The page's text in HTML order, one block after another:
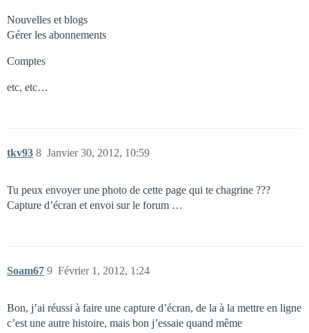
Nouvelles et blogs
Gérer les abonnements
Comptes
etc, etc…
tkv93 Janvier 30, 2012, 10:59
8
Tu peux envoyer une photo de cette page qui te chagrine ???
Capture d’écran et envoi sur le forum …
Soam67 Février 1, 2012, 1:24
9
Bon, j’ai réussi à faire une capture d’écran, de la à la mettre en ligne
c’est une autre histoire, mais bon j’essaie quand même